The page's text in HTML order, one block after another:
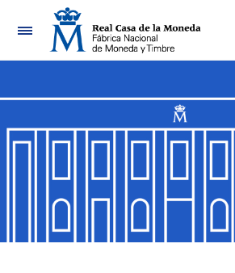
Navigation
Show/Hide
Show/Hide
Show/Hide